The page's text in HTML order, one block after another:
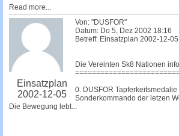
Read more...
Einsatzplan
2002-12-05
Von: "DUSFOR"
Datum: Do 5, Dez 2002 18:16
Betreff: Einsatzplan 2002-12-05
Die Vereinten Sk8 Nationen
0. DUSFOR Tapferkeitsmedalie
Sonderkommando der letzen
Die Bewegung lebt...